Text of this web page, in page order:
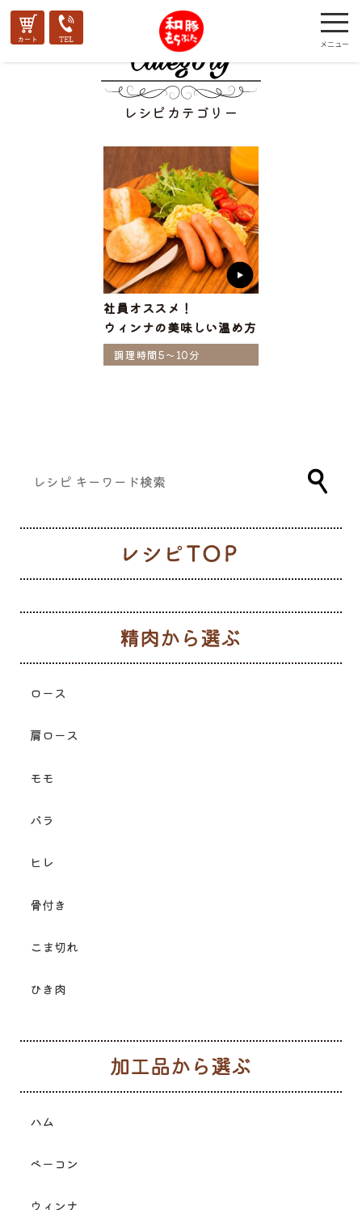
レシピカテゴリー
社員オススメ！
ウィンナの美味しい温め方
調理時間5～10分
ロース
肩ロース
モモ
バラ
ヒレ
骨付き
こま切れ
ひき肉
ハム
ベーコン
ウィンナ